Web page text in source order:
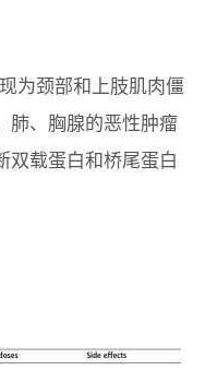
为颈部和上肢肌肉僵
肺、胸腺的恶性肿瘤
双载蛋白和桥尾蛋白